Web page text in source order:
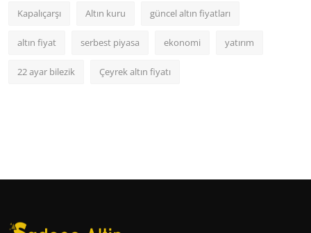
Kapalıçarşı Altın kuru güncel altın fiyatları
altın fiyat serbest piyasa ekonomi yatırım
22 ayar bilezik Çeyrek altın fiyatı